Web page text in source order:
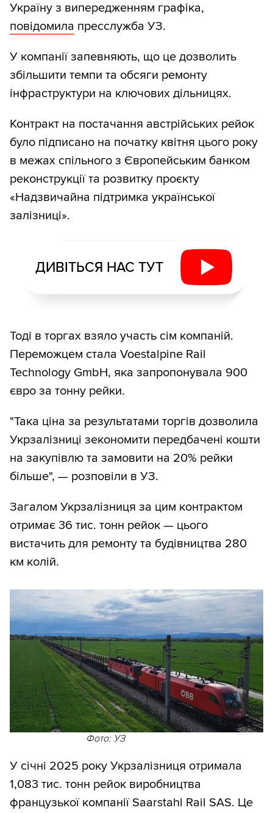
Україну з випередженням графіка,
повідомила пресслужба УЗ.
У компанії запевняють, що це дозволить
збільшити темпи та обсяги ремонту
інфраструктури на ключових дільницях.
Контракт на постачання австрійських рейок
було підписано на початку квітня цього року
в межах спільного з Європейським банком
реконструкції та розвитку проєкту
«Надзвичайна підтримка української
залізниці».
ДИВІТЬСЯ НАС ТУТ
Тоді в торгах взяло участь сім компаній.
Переможцем стала Voestalpine Rail
Technology GmbH, яка запропонувала 900
євро за тонну рейки.
"Така ціна за результатами торгів дозволила
Укрзалізниці зекономити передбачені кошти
на закупівлю та замовити на 20% рейки
більше", — розповіли в УЗ.
Загалом Укрзалізниця за цим контрактом
отримає 36 тис. тонн рейок — цього
вистачить для ремонту та будівництва 280
км колій.
Фото: УЗ
У січні 2025 року Укрзалізниця отримала
1,083 тис. тонн рейок виробництва
французької компанії Saarstahl Rail SAS. Це